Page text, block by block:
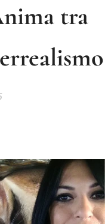
tra